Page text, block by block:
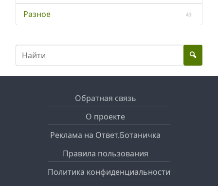
Разное 43
Обратная связь
О проекте
Реклама на Ответ.Ботаничка
Правила пользования
Политика конфиденциальности